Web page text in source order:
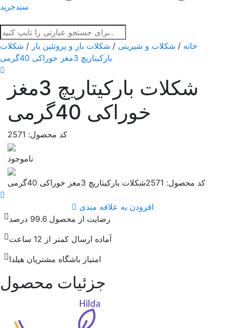
سبدخرید
خانه / شکلات و شیرینی / شکلات بار و پروتئین بار / شکلات
بارکیتاریچ 3مغز خوراکی 40گرمی
شکلات بارکیتاریچ 3مغز
خوراکی 40گرمی
کد محصول: 2571
ناموجود
شکلات بارکیتاریچ 3مغز خوراکی 40گرمی کد محصول: 2571
افزودن به علاقه مندی
رضایت از محصول 99.6 درصد
آماده ارسال کمتر از 12 ساعت
امتیاز باشگاه مشتریان هیلدا
جزئیات محصول